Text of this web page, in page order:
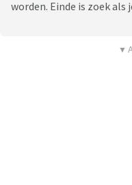
worden. Einde is zoek
▼